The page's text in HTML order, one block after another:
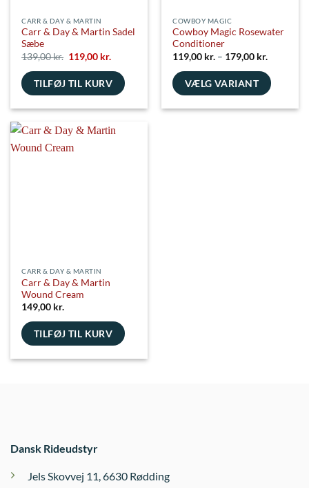
CARR & DAY & MARTIN
Carr & Day & Martin Sadel
Sæbe
139,00kr. Den
oprindelige
pris
var:
119,00 kr.
pris
er:
119,00 kr..
TILFØJ TIL KURV
COWBOY MAGIC
Cowboy Magic Rosewater
Conditioner
119,00 kr. – 179,00 kr.
til
179,00 kr.
VÆLG VARIANT
CARR & DAY & MARTIN
Carr & Day & Martin
Wound Cream
149,00 kr.
TILFØJ TIL KURV
Dansk Rideudstyr
Jels Skovvej 11, 6630 Rødding